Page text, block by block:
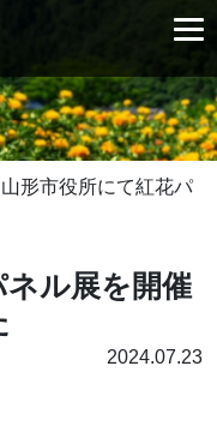
山形市役所にて紅花パ
ネル展を開催
2024.07.23